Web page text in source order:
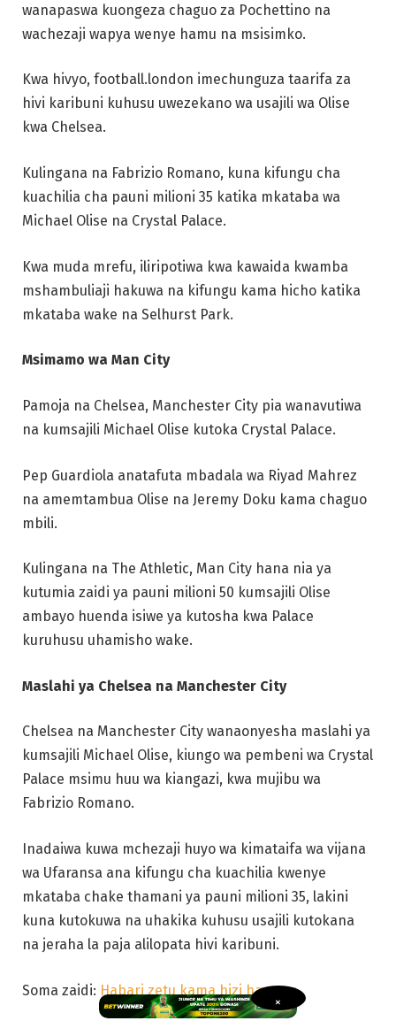
wanapaswa kuongeza chaguo za Pochettino na
wachezaji wapya wenye hamu na msisimko.
Kwa hivyo, football.london imechunguza taarifa za
hivi karibuni kuhusu uwezekano wa usajili wa Olise
kwa Chelsea.
Kulingana na Fabrizio Romano, kuna kifungu cha
kuachilia cha pauni milioni 35 katika mkataba wa
Michael Olise na Crystal Palace.
Kwa muda mrefu, iliripotiwa kwa kawaida kwamba
mshambuliaji hakuwa na kifungu kama hicho katika
mkataba wake na Selhurst Park.
Msimamo wa Man City
Pamoja na Chelsea, Manchester City pia wanavutiwa
na kumsajili Michael Olise kutoka Crystal Palace.
Pep Guardiola anatafuta mbadala wa Riyad Mahrez
na amemtambua Olise na Jeremy Doku kama chaguo
mbili.
Kulingana na The Athletic, Man City hana nia ya
kutumia zaidi ya pauni milioni 50 kumsajili Olise
ambayo huenda isiwe ya kutosha kwa Palace
kuruhusu uhamisho wake.
Maslahi ya Chelsea na Manchester City
Chelsea na Manchester City wanaonyesha maslahi ya
kumsajili Michael Olise, kiungo wa pembeni wa Crystal
Palace msimu huu wa kiangazi, kwa mujibu wa
Fabrizio Romano.
Inadaiwa kuwa mchezaji huyo wa kimataifa wa vijana
wa Ufaransa ana kifungu cha kuachilia kwenye
mkataba chake thamani ya pauni milioni 35, lakini
kuna kutokuwa na uhakika kuhusu usajili kutokana
na jeraha la paja alilopata hivi karibuni.
Soma zaidi: Habari zetu kama hizi hapa
×